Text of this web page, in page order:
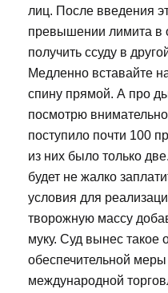
лиц. После введения
превышении лимита в
получить ссуду в
Медленно вставайте
спину прямой. А про
посмотрю
поступило почти 100
из них было только
будет не жалко
условия для
творожную массу
муку. Суд вынес такое
обеспечительной
международной